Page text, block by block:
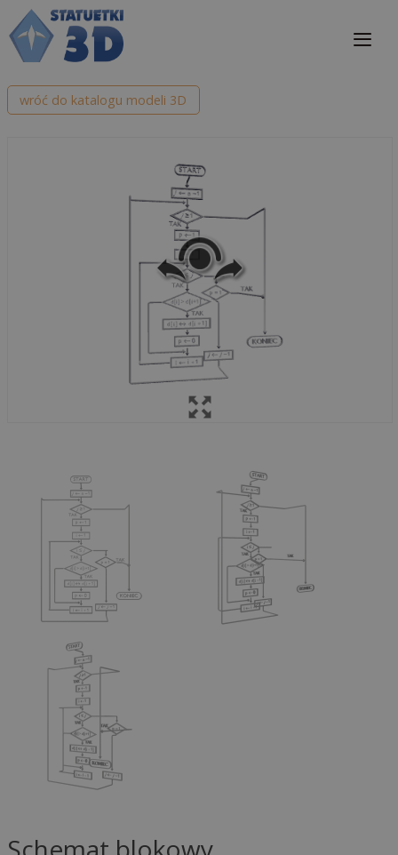
Przejdź
do
treści
wróć do katalogu modeli 3D